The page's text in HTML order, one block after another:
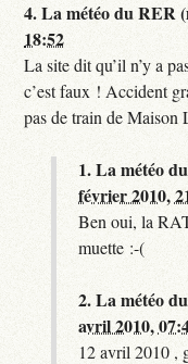
4.La météo du RER
18:52
La site dit qu’il n’y a
c’est faux ! Accident
pas de train de
1.La météo
février 2010,
Ben oui, la
muette :-(
2.La météo
avril 2010,
12 avril 2010 ,